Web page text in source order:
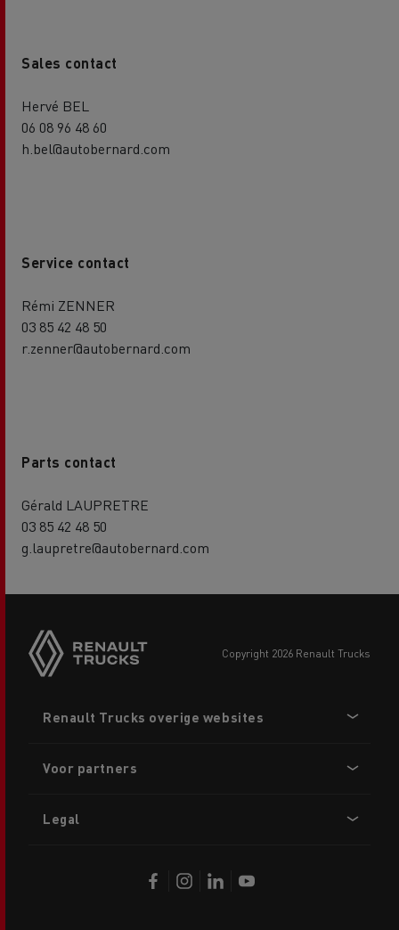
Sales contact
Hervé BEL
06 08 96 48 60
h.bel@autobernard.com
Service contact
Rémi ZENNER
03 85 42 48 50
r.zenner@autobernard.com
Parts contact
Gérald LAUPRETRE
03 85 42 48 50
g.laupretre@autobernard.com
copyright 2026 Renault Trucks
menu
Renault Trucks overige websites
Voor partners
Legal